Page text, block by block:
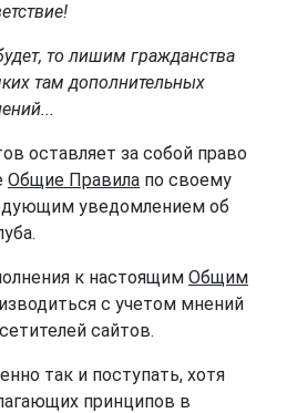
то лишим гражданства
там дополнительных
оставляет за собой право
Общие Правила по своему
уведомлением об
к настоящим Общим
с учетом мнений
сайтов.
так и поступать, хотя
принципов в